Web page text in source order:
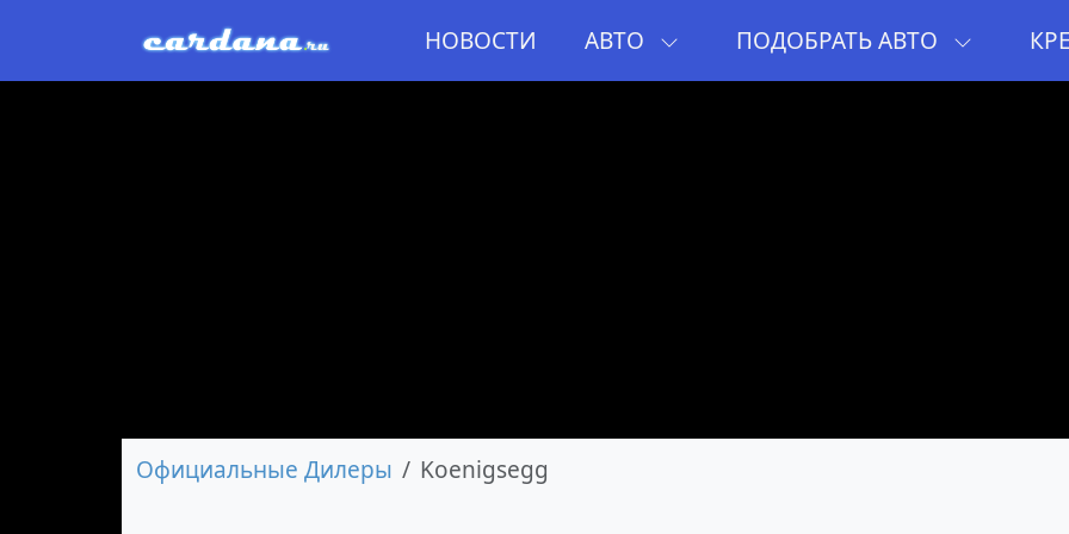
НОВОСТИ АВТО ПОДОБРАТЬ АВТО
Официальные Дилеры Koenigsegg